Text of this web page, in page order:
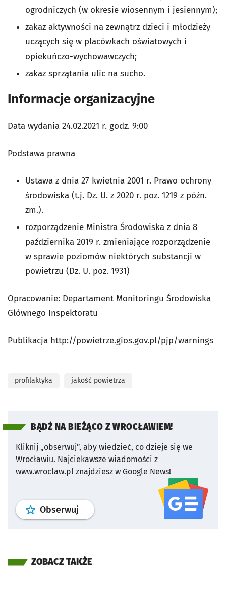
ogrodniczych (w okresie wiosennym i jesiennym);
zakaz aktywności na zewnątrz dzieci i młodzieży
uczących się w placówkach oświatowych i
opiekuńczo-wychowawczych;
zakaz sprzątania ulic na sucho.
Informacje organizacyjne
Data wydania 24.02.2021 r. godz. 9:00
Podstawa prawna
Ustawa z dnia 27 kwietnia 2001 r. Prawo ochrony
środowiska (t.j. Dz. U. z 2020 r. poz. 1219 z późn.
zm.).
rozporządzenie Ministra Środowiska z dnia 8
października 2019 r. zmieniające rozporządzenie
w sprawie poziomów niektórych substancji w
powietrzu (Dz. U. poz. 1931)
Opracowanie: Departament Monitoringu Środowiska
Głównego Inspektoratu
Publikacja http://powietrze.gios.gov.pl/pjp/warnings
profilaktyka jakość powietrza
BĄDŹ NA BIEŻĄCO Z WROCŁAWIEM!
Kliknij „obserwuj”, aby wiedzieć, co dzieje się we
Wrocławiu. Najciekawsze wiadomości z
www.wroclaw.pl znajdziesz w Google News!
Obserwuj profil serwisu
ZOBACZ TAKŻE